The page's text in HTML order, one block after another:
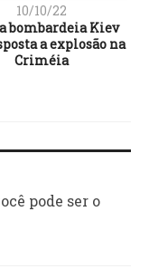
10/10/22
bombardeia Kiev
a explosão na
Criméia
pode ser o